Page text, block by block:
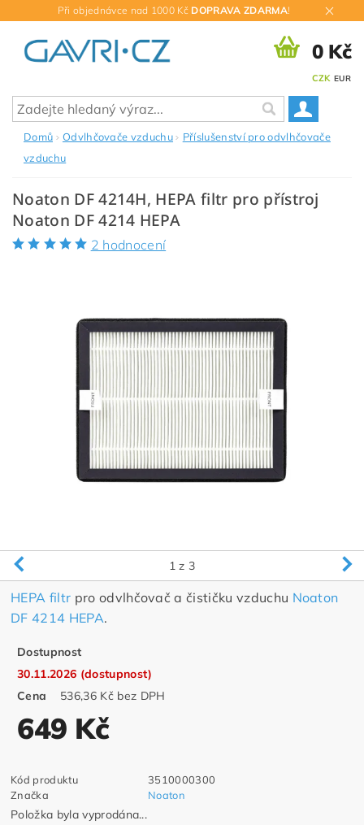
Při objednávce nad 1000 Kč DOPRAVA ZDARMA!
CZK EUR
0 Kč
Domů Odvlhčovače vzduchu
Příslušenství pro odvlhčovače
vzduchu
Noaton DF 4214H, HEPA filtr pro přístroj
Noaton DF 4214 HEPA
2 hodnocení
1 z 3
HEPA filtr pro odvlhčovač a čističku vzduchu Noaton
DF 4214 HEPA.
Dostupnost
30.11.2026 (dostupnost)
Cena
536,36 Kč bez DPH
649 Kč
Kód produktu
3510000300
Značka
Noaton
Položka byla vyprodána...